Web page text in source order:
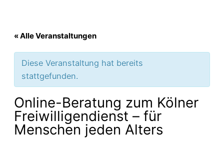
« Alle Veranstaltungen
Diese Veranstaltung hat bereits
stattgefunden.
Online-Beratung zum Kölner
Freiwilligendienst – für
Menschen jeden Alters